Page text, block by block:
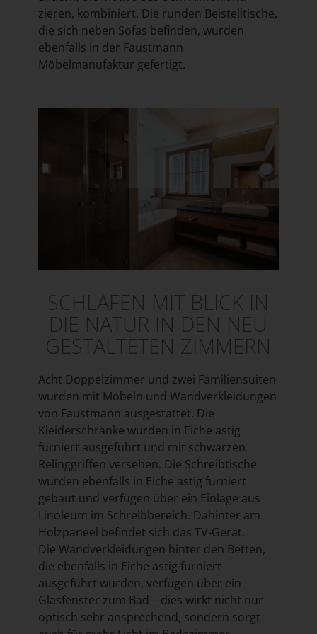
zieren, kombiniert. Die runden Beistelltische,
die sich neben Sofas befinden, wurden
ebenfalls in der Faustmann
Möbelmanufaktur gefertigt.
SCHLAFEN MIT BLICK IN
DIE NATUR IN DEN NEU
GESTALTETEN ZIMMERN
Acht Doppelzimmer und zwei Familiensuiten
wurden mit Möbeln und Wandverkleidungen
von Faustmann ausgestattet. Die
Kleiderschränke wurden in Eiche astig
furniert ausgeführt und mit schwarzen
Relinggriffen versehen. Die Schreibtische
wurden ebenfalls in Eiche astig furniert
gebaut und verfügen über ein Einlage aus
Linoleum im Schreibbereich. Dahinter am
Holzpaneel befindet sich das TV-Gerät.
Die Wandverkleidungen hinter den Betten,
die ebenfalls in Eiche astig furniert
ausgeführt wurden, verfügen über ein
Glasfenster zum Bad – dies wirkt nicht nur
optisch sehr ansprechend, sondern sorgt